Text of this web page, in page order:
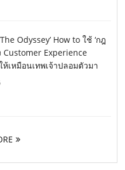
Odyssey’ How to ใช้ ‘กฎ
Customer Experience
เหมือนเทพเจ้าปลอมตัวมา